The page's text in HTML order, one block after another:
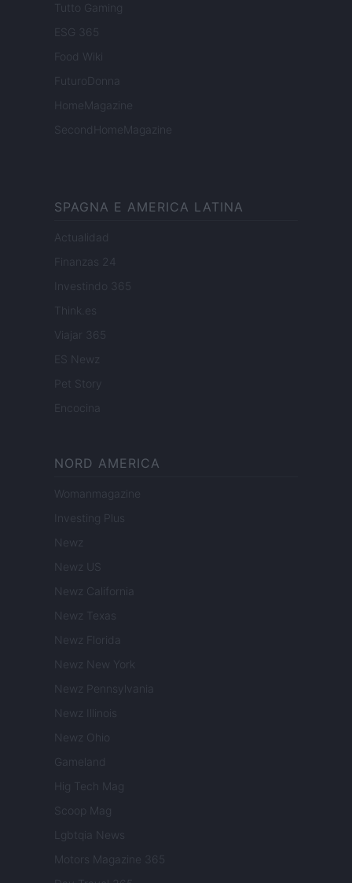
Tutto Gaming
ESG 365
Food Wiki
FuturoDonna
HomeMagazine
SecondHomeMagazine
SPAGNA E AMERICA LATINA
Actualidad
Finanzas 24
Investindo 365
Think.es
Viajar 365
ES Newz
Pet Story
Encocina
NORD AMERICA
Womanmagazine
Investing Plus
Newz
Newz US
Newz California
Newz Texas
Newz Florida
Newz New York
Newz Pennsylvania
Newz Illinois
Newz Ohio
Gameland
Hig Tech Mag
Scoop Mag
Lgbtqia News
Motors Magazine 365